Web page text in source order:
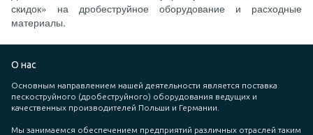
скидок» на дробеструйное оборудование и расходные
материалы.
О нас
Основным направлением нашей деятельности является поставка
пескоструйного (дробеструйного) оборудования ведущих и
качественных производителей Польши и Германии.
Мы занимаемся обеспечением предприятий различных отраслей таким